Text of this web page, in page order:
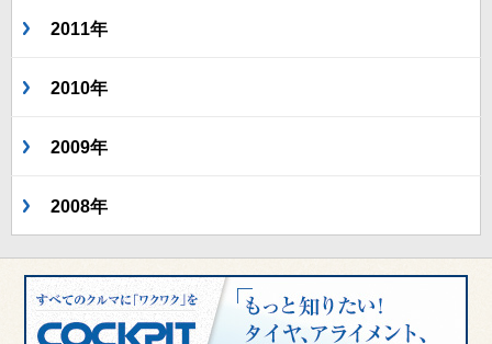
2011年
2010年
2009年
2008年